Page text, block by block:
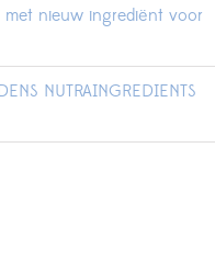
met nieuw ingrediënt voor
NUTRAINGREDIENTS